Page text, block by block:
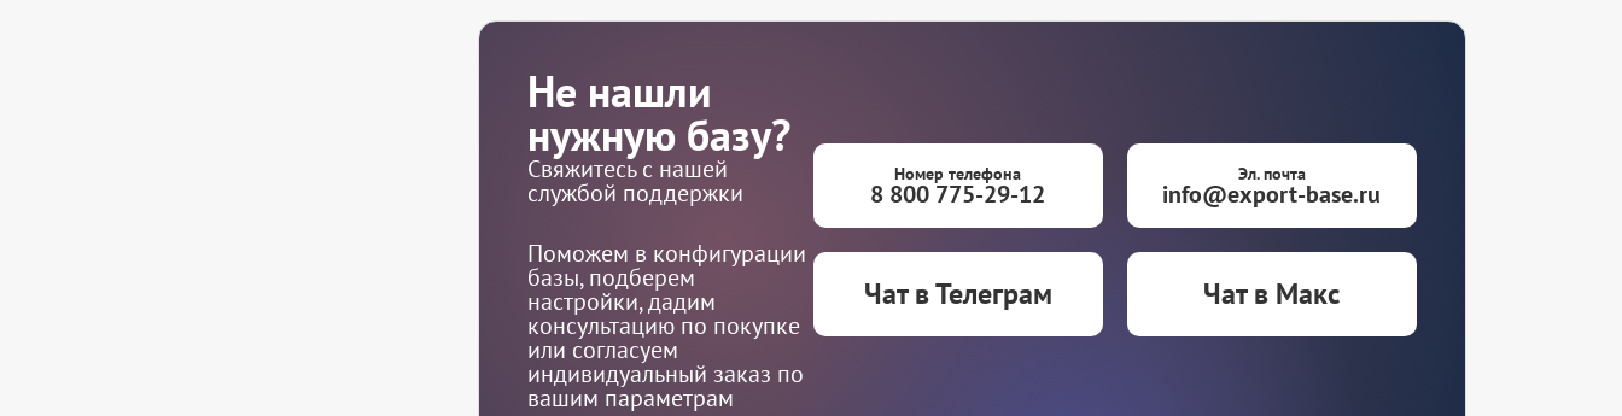
Не нашли
нужную базу?
Свяжитесь с нашей
службой поддержки
Поможем в конфигурации
базы, подберем
настройки, дадим
консультацию по покупке
или согласуем
индивидуальный заказ по
вашим параметрам
Номер телефона
8 800 775-29-12
Эл. почта
info@export-base.ru
Чат в Телеграм Чат в Макс